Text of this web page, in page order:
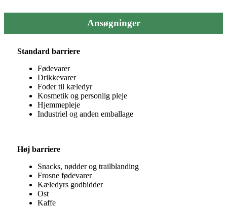
Ansøgninger
Standard barriere
Fødevarer
Drikkevarer
Foder til kæledyr
Kosmetik og personlig pleje
Hjemmepleje
Industriel og anden emballage
Høj barriere
Snacks, nødder og trailblanding
Frosne fødevarer
Kæledyrs godbidder
Ost
Kaffe